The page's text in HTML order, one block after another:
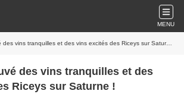
MENU
vins tranquilles et des vins excités des Riceys sur Saturne !
des vins tranquilles et des
Riceys sur Saturne !